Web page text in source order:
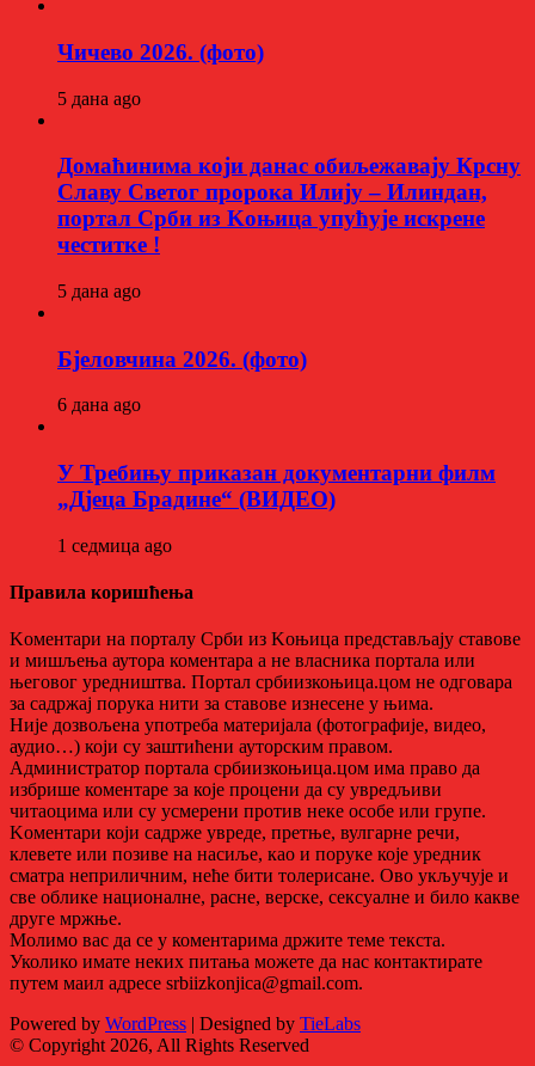
Чичево 2026. (фото)
5 дана ago
Домаћинима који данас обиљежавају Крсну
Славу Светог пророка Илију – Илиндан,
портал Срби из Kоњица упућује искрене
честитке !
5 дана ago
Бјеловчина 2026. (фото)
6 дана ago
У Требињу приказан документарни филм
„Дјеца Брадине“ (ВИДЕО)
1 седмица ago
Правила коришћења
Kоментари на порталу Срби из Kоњица представљају ставове
и мишљења аутора коментара а не власника портала или
његовог уредништва. Портал србиизкоњица.цом не одговара
за садржај порука нити за ставове изнесене у њима.
Није дозвољена употреба материјала (фотографије, видео,
аудио…) који су заштићени ауторским правом.
Администратор портала србиизкоњица.цом има право да
избрише коментаре за које процени да су увредљиви
читаоцима или су усмерени против неке особе или групе.
Kоментари који садрже увреде, претње, вулгарне речи,
клевете или позиве на насиље, као и поруке које уредник
сматра неприличним, неће бити толерисане. Ово укључује и
све облике националне, расне, верске, сексуалне и било какве
друге мржње.
Молимо вас да се у коментарима држите теме текста.
Уколико имате неких питања можете да нас контактирате
путем маил адресе srbiizkonjica@gmail.com.
Powered by WordPress | Designed by TieLabs
© Copyright 2026, All Rights Reserved